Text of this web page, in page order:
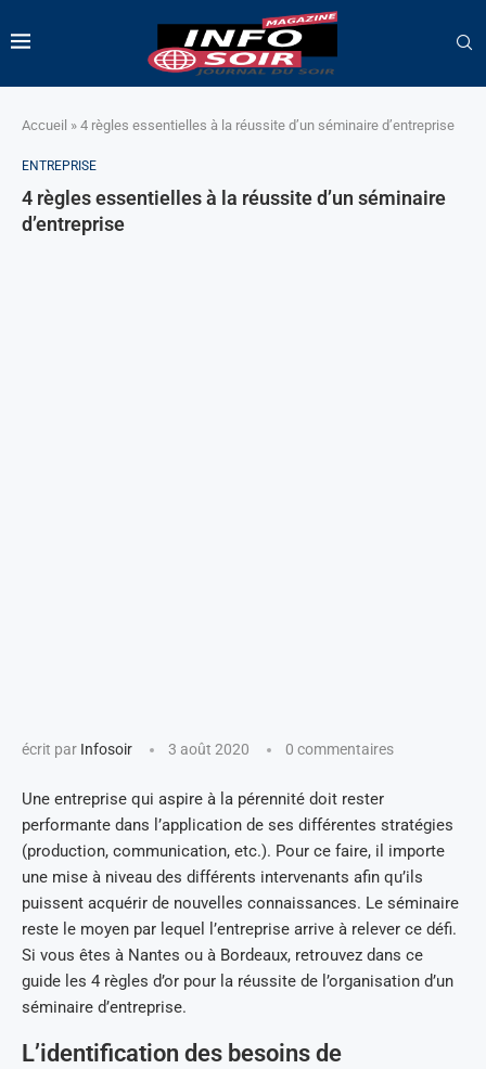
Accueil » 4 règles essentielles à la réussite d’un séminaire d’entreprise
ENTREPRISE
4 règles essentielles à la réussite d’un séminaire
d’entreprise
écrit par Infosoir 3 août 2020 0 commentaires
Une entreprise qui aspire à la pérennité doit rester
performante dans l’application de ses différentes stratégies
(production, communication, etc.). Pour ce faire, il importe
une mise à niveau des différents intervenants afin qu’ils
puissent acquérir de nouvelles connaissances. Le séminaire
reste le moyen par lequel l’entreprise arrive à relever ce défi.
Si vous êtes à Nantes ou à Bordeaux, retrouvez dans ce
guide les 4 règles d’or pour la réussite de l’organisation d’un
séminaire d’entreprise.
L’identification des besoins de